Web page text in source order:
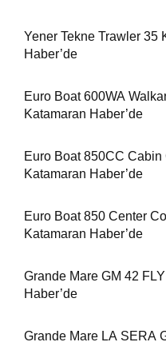
Yener Tekne Trawler 35
Haber’de
Euro Boat 600WA
Katamaran Haber’de
Euro Boat 850CC Cabin
Katamaran Haber’de
Euro Boat 850 Center
Katamaran Haber’de
Grande Mare GM 42
Haber’de
Grande Mare LA SERA